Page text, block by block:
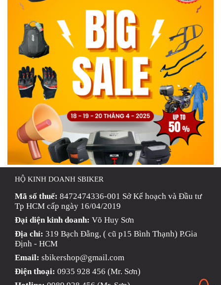
HỘ KINH DOANH SBIKER
Mã số thuế: 8472474336-001 Sở Kế hoạch và Đầu tư
Tp HCM cấp ngày 16/04/2019
Đại diện kinh doanh: Võ Huy Sơn
Địa chỉ: 319 Bạch Đằng, ( cũ p15 Bình Thạnh) P.Gia
Định - HCM
Email: sbikershop@gmail.com
Điện thoại: 0935 928 456 (Mr. Sơn)